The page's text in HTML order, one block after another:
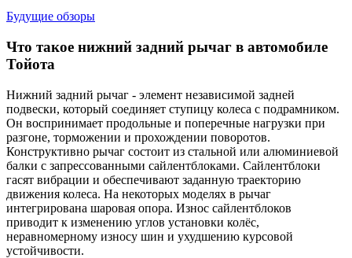
Будущие обзоры
Что такое нижний задний рычаг в автомобиле
Тойота
Нижний задний рычаг - элемент независимой задней
подвески, который соединяет ступицу колеса с подрамником.
Он воспринимает продольные и поперечные нагрузки при
разгоне, торможении и прохождении поворотов.
Конструктивно рычаг состоит из стальной или алюминиевой
балки с запрессованными сайлентблоками. Сайлентблоки
гасят вибрации и обеспечивают заданную траекторию
движения колеса. На некоторых моделях в рычаг
интегрирована шаровая опора. Износ сайлентблоков
приводит к изменению углов установки колёс,
неравномерному износу шин и ухудшению курсовой
устойчивости.